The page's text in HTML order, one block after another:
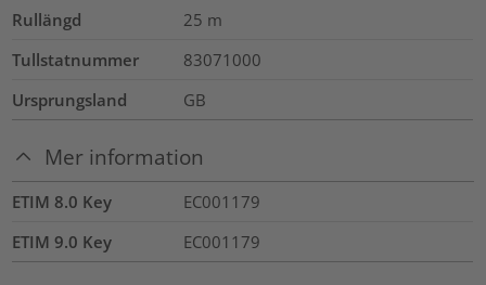
Rullängd
25 m
Tullstatnummer
83071000
Ursprungsland
GB
Mer information
ETIM 8.0 Key
EC001179
ETIM 9.0 Key
EC001179